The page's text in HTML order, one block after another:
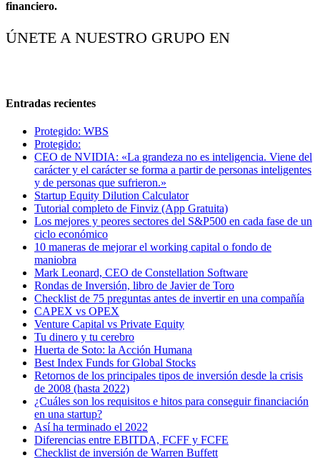
financiero.
ÚNETE A NUESTRO GRUPO EN
Entradas recientes
Protegido: WBS
Protegido:
CEO de NVIDIA: «La grandeza no es inteligencia. Viene del
carácter y el carácter se forma a partir de personas inteligentes
y de personas que sufrieron.»
Startup Equity Dilution Calculator
Tutorial completo de Finviz (App Gratuita)
Los mejores y peores sectores del S&P500 en cada fase de un
ciclo económico
10 maneras de mejorar el working capital o fondo de
maniobra
Mark Leonard, CEO de Constellation Software
Rondas de Inversión, libro de Javier de Toro
Checklist de 75 preguntas antes de invertir en una compañía
CAPEX vs OPEX
Venture Capital vs Private Equity
Tu dinero y tu cerebro
Huerta de Soto: la Acción Humana
Best Index Funds for Global Stocks
Retornos de los principales tipos de inversión desde la crisis
de 2008 (hasta 2022)
¿Cuáles son los requisitos e hitos para conseguir financiación
en una startup?
Así ha terminado el 2022
Diferencias entre EBITDA, FCFF y FCFE
Checklist de inversión de Warren Buffett